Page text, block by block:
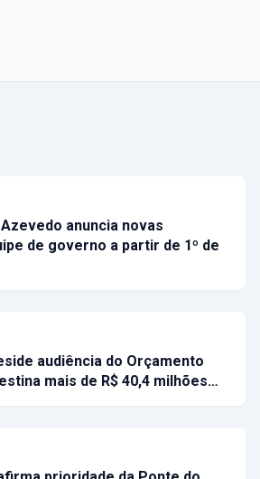
anuncia novas
de governo a partir de 1º de
audiência do Orçamento
mais de R$ 40,4 milhões…